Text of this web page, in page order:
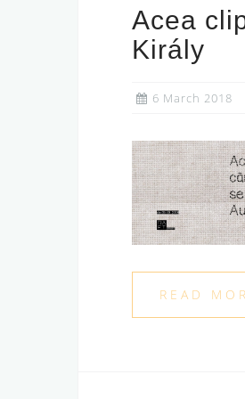
Acea
Király
6 March 2018
READ